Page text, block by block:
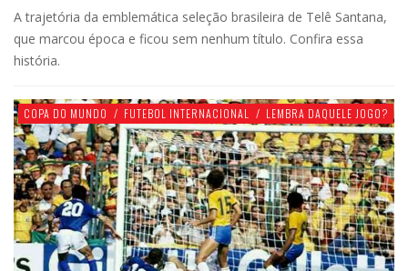
A trajetória da emblemática seleção brasileira de Telê Santana,
que marcou época e ficou sem nenhum título. Confira essa
história.
COPA DO MUNDO / FUTEBOL INTERNACIONAL / LEMBRA DAQUELE JOGO?